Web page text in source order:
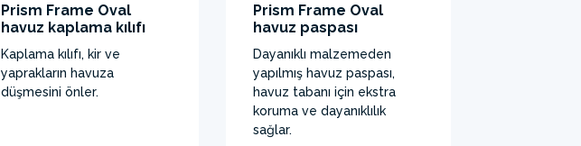
Prism Frame Oval
havuz kaplama kılıfı
Kaplama kılıfı, kir ve
yaprakların havuza
düşmesini önler.
Prism Frame Oval
havuz paspası
Dayanıklı malzemeden
yapılmış havuz paspası,
havuz tabanı için ekstra
koruma ve dayanıklılık
sağlar.